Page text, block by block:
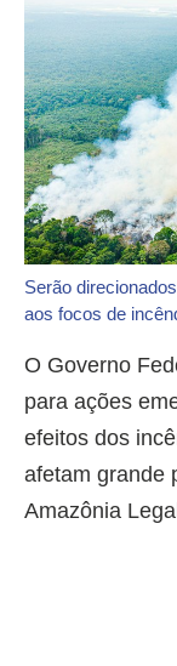
Serão
aos focos de
O Governo
para ações
efeitos dos
afetam grande
Amazônia